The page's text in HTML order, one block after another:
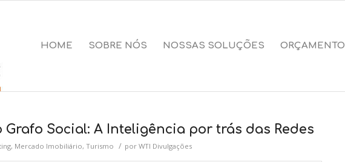
HOME SOBRE NÓS NOSSAS SOLUÇÕES ORÇAMENTO
Grafo Social: A Inteligência por trás das Redes
, Mercado Imobiliário, Turismo / por WTI Divulgações